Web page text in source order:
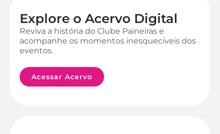
Explore o Acervo Digital
Reviva a história do Clube Paineiras e
acompanhe os momentos inesquecíveis dos
eventos.
Acessar Acervo